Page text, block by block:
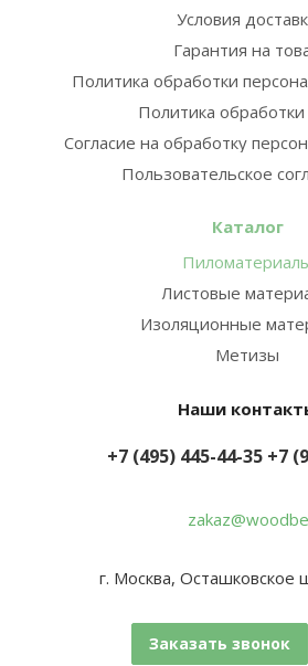
Условия
Гарантия на
Политика обработки
Политика обработки
Согласие на обработку
Пользовательское
Каталог
Листовые
Изоляционные
Метизы
Наши
+7 (495) 445-44-35 +7
г. Москва, Осташковское
Заказать звонок